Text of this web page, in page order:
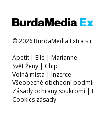
© 2026 BurdaMedia Extra
Apetit | Elle | Marianne
Svět Ženy | Chip
Volná místa | Inzerce
Všeobecné obchodní
Zásady ochrany soukromí |
Cookies zásady